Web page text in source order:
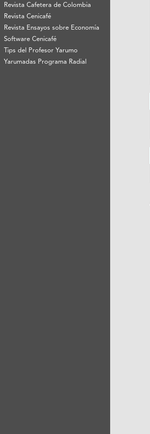
Revista Cafetera de Colombia
Revista Cenicafé
Revista Ensayos sobre Economía
Software Cenicafé
Tips del Profesor Yarumo
Yarumadas Programa Radial